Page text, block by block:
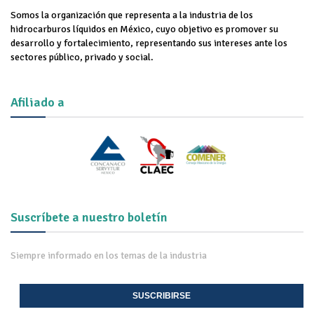
Somos la organización que representa a la industria de los
hidrocarburos líquidos en México, cuyo objetivo es promover su
desarrollo y fortalecimiento, representando sus intereses ante los
sectores público, privado y social.
Afiliado a
Suscríbete a nuestro boletín
Siempre informado en los temas de la industria
SUSCRIBIRSE